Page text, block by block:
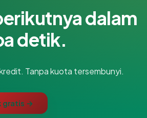
dalam
detik.
Tanpa kuota tersembunyi.
gratis →